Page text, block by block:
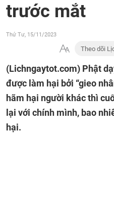
trước mắt
Thứ Tư, 15/11/2023
Theo dõi
(Lichngaytot.com) Phật
được làm hại bởi “gieo
hãm hại người khác thì
lại với chính mình, bao
hại.